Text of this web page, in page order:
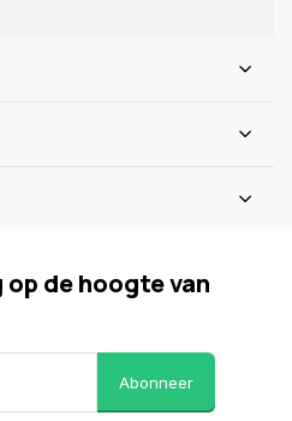
op de hoogte van
Abonneer